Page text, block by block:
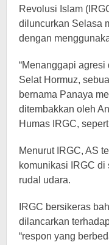
Revolusi Islam
diluncurkan Selasa
dengan
“Menanggapi
Selat Hormuz,
bernama Panaya
ditembakkan oleh
Humas IRGC,
Menurut IRGC, AS
komunikasi IRGC
rudal udara.
IRGC bersikeras
dilancarkan
“respon yang